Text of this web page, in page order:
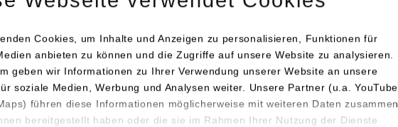
Cookies, um Inhalte und Anzeigen zu personalisieren, Funktionen für
anbieten zu können und die Zugriffe auf unsere Website zu analysieren.
geben wir Informationen zu Ihrer Verwendung unserer Website an unsere
soziale Medien, Werbung und Analysen weiter. Unsere Partner (u.a. YouTube,
führen diese Informationen möglicherweise mit weiteren Daten zusammen,
bereitgestellt haben oder die sie im Rahmen Ihrer Nutzung der Dienste